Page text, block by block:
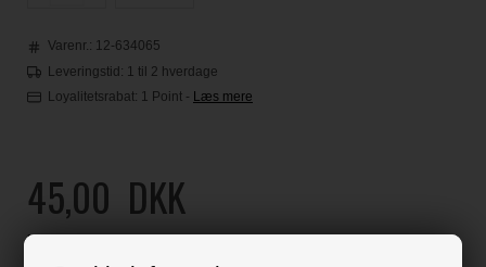
Varenr.: 12-634065
Leveringstid: 1 til 2 hverdage
Loyalitetsrabat: 1 Point - Læs mere
45,00 DKK
Klik her for pris inkl. fragt